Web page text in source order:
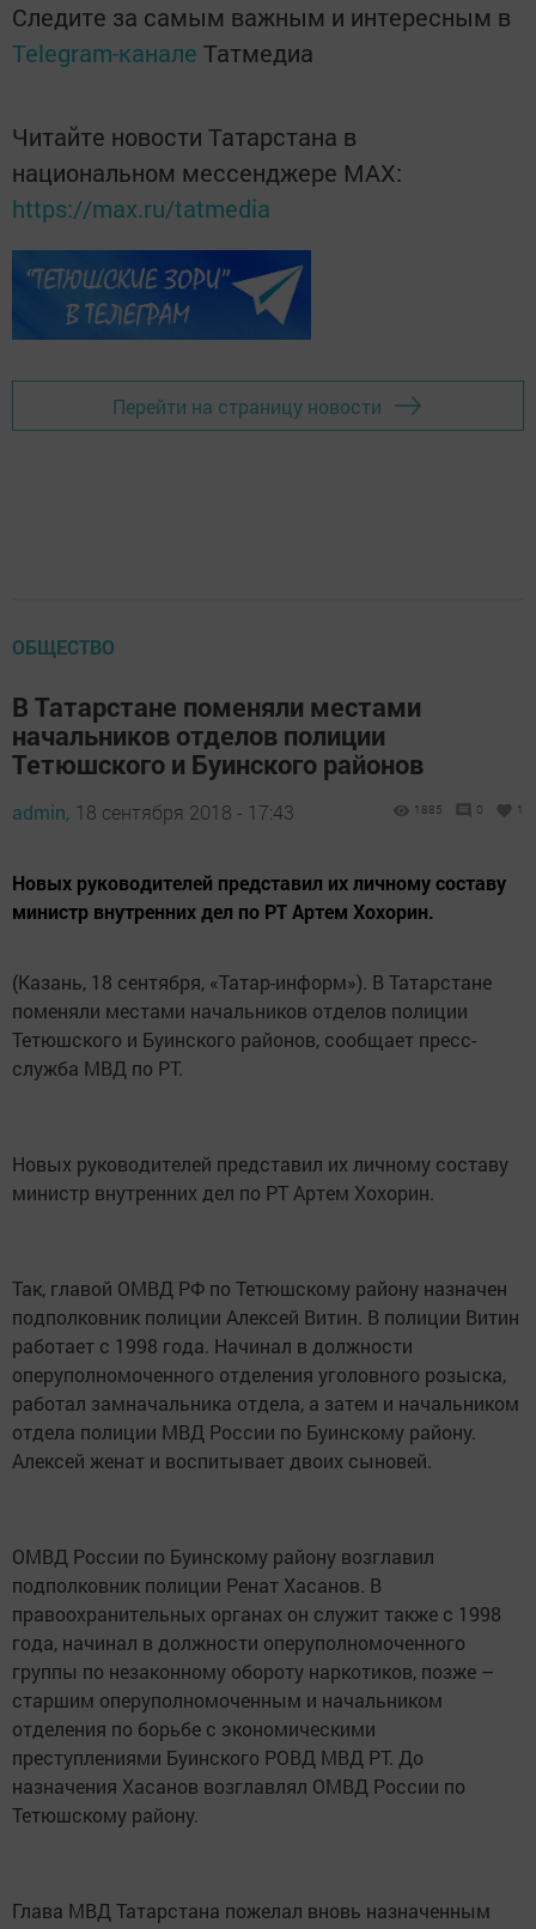
Следите за самым важным и интересным в
Telegram-канале Татмедиа
Читайте новости Татарстана в
национальном мессенджере MАХ:
https://max.ru/tatmedia
Перейти на страницу новости
ОБЩЕСТВО
В Татарстане поменяли местами
начальников отделов полиции
Тетюшского и Буинского районов
admin, 18 сентября 2018 - 17:43 1885 0 1
Новых руководителей представил их личному составу
министр внутренних дел по РТ Артем Хохорин.
(Казань, 18 сентября, «Татар-информ»). В Татарстане
поменяли местами начальников отделов полиции
Тетюшского и Буинского районов, сообщает пресс-
служба МВД по РТ.
Новых руководителей представил их личному составу
министр внутренних дел по РТ Артем Хохорин.
Так, главой ОМВД РФ по Тетюшскому району назначен
подполковник полиции Алексей Витин. В полиции Витин
работает с 1998 года. Начинал в должности
оперуполномоченного отделения уголовного розыска,
работал замначальника отдела, а затем и начальником
отдела полиции МВД России по Буинскому району.
Алексей женат и воспитывает двоих сыновей.
ОМВД России по Буинскому району возглавил
подполковник полиции Ренат Хасанов. В
правоохранительных органах он служит также с 1998
года, начинал в должности оперуполномоченного
группы по незаконному обороту наркотиков, позже –
старшим оперуполномоченным и начальником
отделения по борьбе с экономическими
преступлениями Буинского РОВД МВД РТ. До
назначения Хасанов возглавлял ОМВД России по
Тетюшскому району.
Глава МВД Татарстана пожелал вновь назначенным